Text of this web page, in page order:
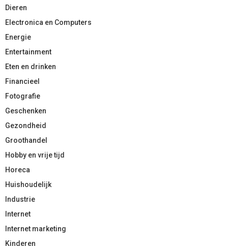
Dieren
Electronica en Computers
Energie
Entertainment
Eten en drinken
Financieel
Fotografie
Geschenken
Gezondheid
Groothandel
Hobby en vrije tijd
Horeca
Huishoudelijk
Industrie
Internet
Internet marketing
Kinderen